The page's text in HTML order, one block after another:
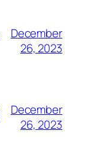
December
26, 2023
December
26, 2023